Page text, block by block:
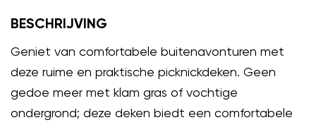
BESCHRIJVING
Geniet van comfortabele buitenavonturen met
deze ruime en praktische picknickdeken. Geen
gedoe meer met klam gras of vochtige
ondergrond; deze deken biedt een comfortabele